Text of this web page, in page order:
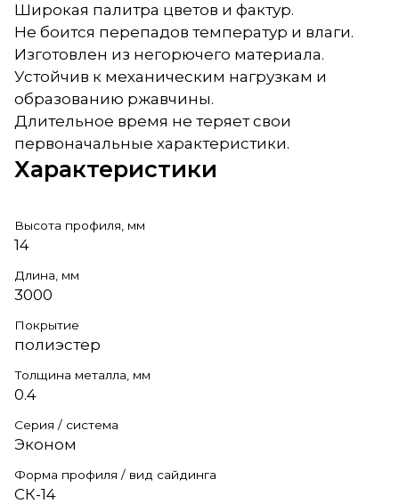
Широкая палитра цветов и фактур.
Не боится перепадов температур и влаги.
Изготовлен из негорючего материала.
Устойчив к механическим нагрузкам и
образованию ржавчины.
Длительное время не теряет свои
первоначальные характеристики.
Характеристики
Высота профиля, мм
14
Длина, мм
3000
Покрытие
полиэстер
Толщина металла, мм
0.4
Серия / система
Эконом
Форма профиля / вид сайдинга
СК-14